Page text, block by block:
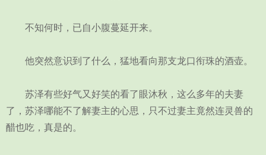
不知何时，已自小腹蔓延开来。
他突然意识到了什么，猛地看向那支龙口衔珠的酒壶。
苏泽有些好气又好笑的看了眼沐秋，这么多年的夫妻
了，苏泽哪能不了解妻主的心思，只不过妻主竟然连灵兽的
醋也吃，真是的。